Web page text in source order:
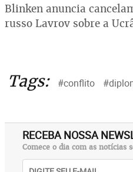
Blinken anuncia
russo Lavrov sobre a
Tags: #conflito
RECEBA NOSSA
Comece o dia com as notícias